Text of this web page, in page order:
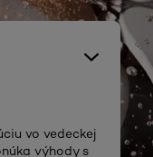
vo vedeckej
výhody s